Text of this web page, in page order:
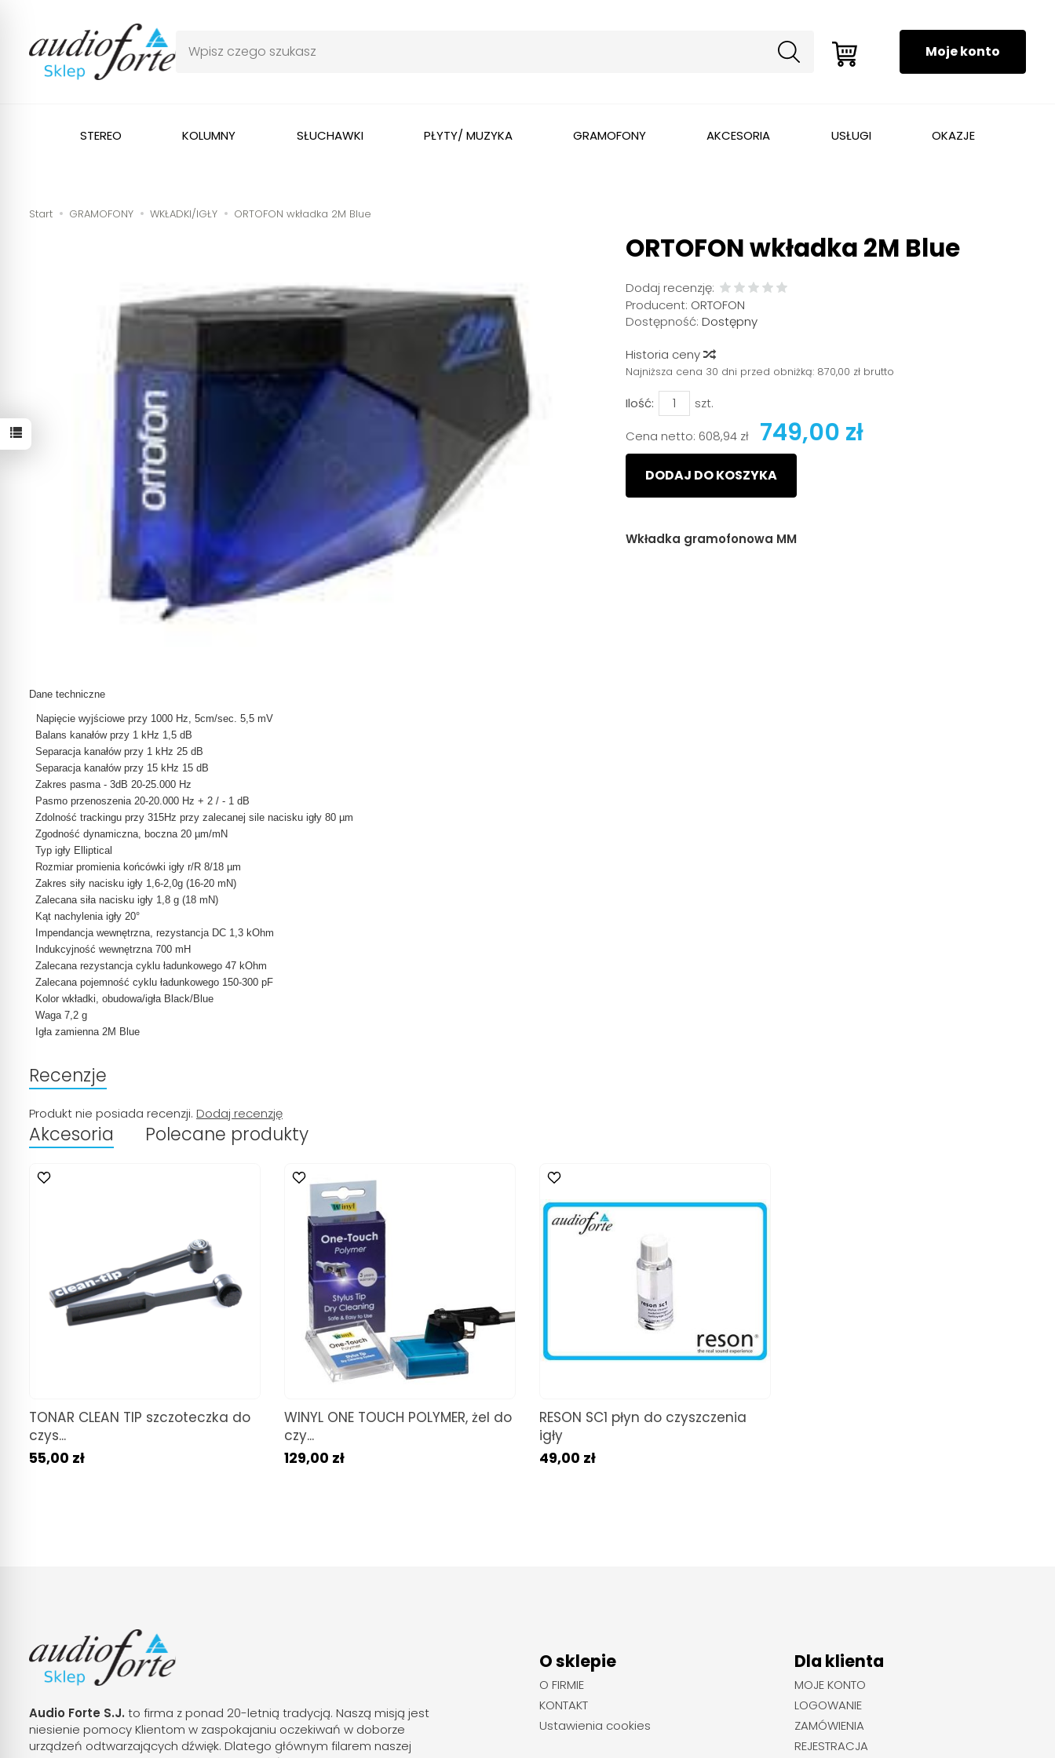
STEREO KOLUMNY SŁUCHAWKI PŁYTY/ MUZYKA GRAMOFONY AKCESORIA USŁUGI OKAZJE
Start GRAMOFONY WKŁADKI/IGŁY ORTOFON wkładka 2M Blue
ORTOFON wkładka 2M Blue
Dodaj recenzję:
Producent: ORTOFON
Dostępność: Dostępny
Historia ceny
Najniższa cena 30 dni przed obniżką: 870,00 zł brutto
Ilość:
szt.
Cena netto: 608,94 zł 749,00 zł
DODAJ DO KOSZYKA
Wkładka gramofonowa MM
Dane techniczne
Napięcie wyjściowe przy 1000 Hz, 5cm/sec. 5,5 mV
Balans kanałów przy 1 kHz 1,5 dB
Separacja kanałów przy 1 kHz 25 dB
Separacja kanałów przy 15 kHz 15 dB
Zakres pasma - 3dB 20-25.000 Hz
Pasmo przenoszenia 20-20.000 Hz + 2 / - 1 dB
Zdolność trackingu przy 315Hz przy zalecanej sile nacisku igły 80 µm
Zgodność dynamiczna, boczna 20 µm/mN
Typ igły Elliptical
Rozmiar promienia końcówki igły r/R 8/18 µm
Zakres siły nacisku igły 1,6-2,0g (16-20 mN)
Zalecana siła nacisku igły 1,8 g (18 mN)
Kąt nachylenia igły 20°
Impendancja wewnętrzna, rezystancja DC 1,3 kOhm
Indukcyjność wewnętrzna 700 mH
Zalecana rezystancja cyklu ładunkowego 47 kOhm
Zalecana pojemność cyklu ładunkowego 150-300 pF
Kolor wkładki, obudowa/igła Black/Blue
Waga 7,2 g
Igła zamienna 2M Blue
Recenzje
Produkt nie posiada recenzji. Dodaj recenzję
Akcesoria Polecane produkty
TONAR CLEAN TIP szczoteczka do
czys...
55,00 zł
WINYL ONE TOUCH POLYMER, żel do
czy...
129,00 zł
RESON SC1 płyn do czyszczenia
igły
49,00 zł
Audio Forte S.J. to firma z ponad 20-letnią tradycją. Naszą misją jest
niesienie pomocy Klientom w zaspokajaniu oczekiwań w doborze
urządzeń odtwarzających dźwięk. Dlatego głównym filarem naszej
O sklepie
O FIRMIE
KONTAKT
Ustawienia cookies
Dla klienta
MOJE KONTO
LOGOWANIE
ZAMÓWIENIA
REJESTRACJA